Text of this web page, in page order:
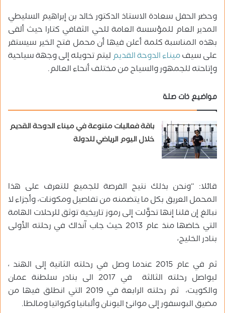
وحضر الحفل سعادة الاستاذ الدكتور خالد بن إبراهيم السليطي
المدير العام للمؤسسة العامة للحي الثقافي كتارا حيث ألقى
بهذه المناسبة كلمة أعلن فيها أن محمل فتح الخير سيستقر
على سيفميناء الدوحة القديمليتم تحويله إلى وجهة سياحية
وإتاحته للجمهور والسياح من مختلف أنحاء العالم.
مواضيع ذات صلة
باقة فعاليات متنوعة في ميناء الدوحة القديم
خلال اليوم الرياضي للدولة
قائلا: “ونحن بذلك نتيح الفرصة للجميع للتعرف على هذا
المحمل العريق بكل ما يتضمنه من تفاصيل ومكونات، وأجزاء لا
نبالغ إن قلنا إنها تحوَّلت إلى رموز تاريخية توثق للرحلات الهامة
التي خاضها منذ عام 2013 حيث جاب آنذاك في رحلته الأولى
بنادر الخليج،
ثم في عام 2015 عندما وصل في رحلته الثانية إلى الهند ،
ليواصل رحلته الثالثة في 2017 الى بنادر سلطنة عمان
والكويت، ثم رحلته الرابعة في 2019 التي انطلق فيها من
مضيق البوسفور إلى موانئ اليونان وألبانيا وكرواتيا ومالطا.